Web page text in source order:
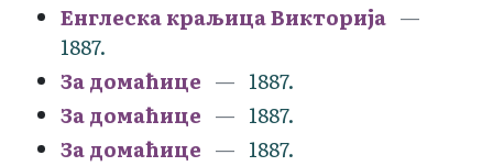
Енглеска краљица Викторија
1887.
За домаћице
1887.
За домаћице
1887.
За домаћице
1887.